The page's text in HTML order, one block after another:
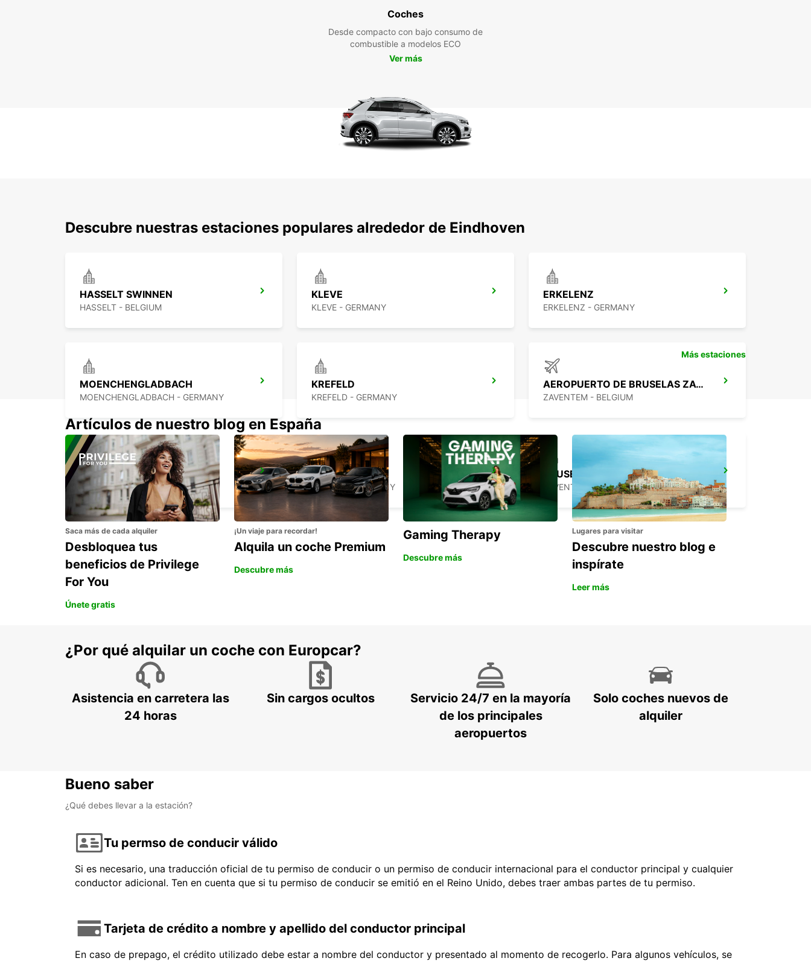
Coches
Desde compacto con bajo consumo de
combustible a modelos ECO
Ver más
Descubre nuestras estaciones populares alrededor de Eindhoven
HASSELT SWINNEN
HASSELT - BELGIUM
KLEVE
KLEVE - GERMANY
ERKELENZ
ERKELENZ - GERMANY
MOENCHENGLADBACH
MOENCHENGLADBACH - GERMANY
KREFELD
KREFELD - GERMANY
AEROPUERTO DE BRUSELAS ZAVENTEM
ZAVENTEM - BELGIUM
WESEL
WESEL - GERMANY
AACHEN
AACHEN - GERMANY
BRUSELAS ZAVENTEM CIUDAD
ZAVENTEM - BELGIUM
Más estaciones
Artículos de nuestro blog en España
Saca más de cada alquiler
Desbloquea tus
beneficios de Privilege
For You
Únete gratis
¡Un viaje para recordar!
Alquila un coche Premium
Descubre más
Gaming Therapy
Descubre más
Lugares para visitar
Descubre nuestro blog e
inspírate
Leer más
¿Por qué alquilar un coche con Europcar?
Asistencia en carretera las
24 horas
Sin cargos ocultos
Servicio 24/7 en la mayoría
de los principales
aeropuertos
Solo coches nuevos de
alquiler
Bueno saber
¿Qué debes llevar a la estación?
Tu permso de conducir válido
Si es necesario, una traducción oficial de tu permiso de conducir o un permiso de conducir internacional para el conductor principal y cualquier
conductor adicional. Ten en cuenta que si tu permiso de conducir se emitió en el Reino Unido, debes traer ambas partes de tu permiso.
Tarjeta de crédito a nombre y apellido del conductor principal
En caso de prepago, el crédito utilizado debe estar a nombre del conductor y presentado al momento de recogerlo. Para algunos vehículos, se